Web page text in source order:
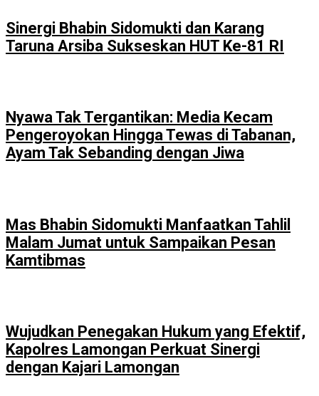
Sinergi Bhabin Sidomukti dan Karang
Taruna Arsiba Sukseskan HUT Ke-81 RI
Nyawa Tak Tergantikan: Media Kecam
Pengeroyokan Hingga Tewas di Tabanan,
Ayam Tak Sebanding dengan Jiwa
Mas Bhabin Sidomukti Manfaatkan Tahlil
Malam Jumat untuk Sampaikan Pesan
Kamtibmas
Wujudkan Penegakan Hukum yang Efektif,
Kapolres Lamongan Perkuat Sinergi
dengan Kajari Lamongan